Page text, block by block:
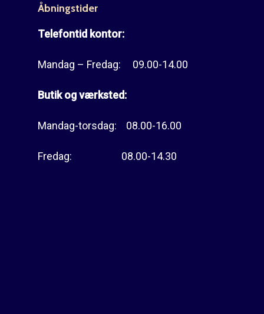
Åbningstider
Telefontid kontor:
Mandag – Fredag: 09.00-14.00
Butik og værksted:
Mandag-torsdag: 08.00-16.00
Fredag: 08.00-14.30